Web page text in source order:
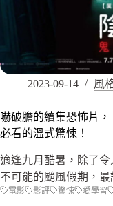
2023-09-14 風
嚇破膽的續集恐怖片
必看的溫式驚悚！
適逢九月酷暑，除了
不可能的颱風假期，
電影 影評 驚悚 愛學習